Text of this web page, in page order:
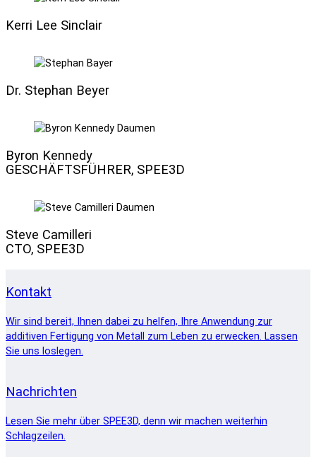
Kerri Lee Sinclair
Dr. Stephan Beyer
Byron Kennedy
GESCHÄFTSFÜHRER, SPEE3D
Steve Camilleri
CTO, SPEE3D
Kontakt
Wir sind bereit, Ihnen dabei zu helfen, Ihre Anwendung zur
additiven Fertigung von Metall zum Leben zu erwecken. Lassen
Sie uns loslegen.
Nachrichten
Lesen Sie mehr über SPEE3D, denn wir machen weiterhin
Schlagzeilen.